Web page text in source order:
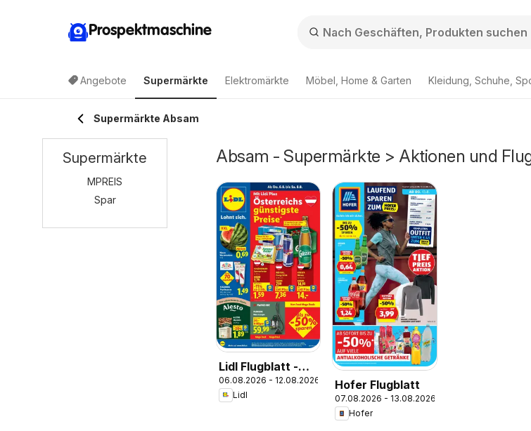
Prospektmaschine
Angebote Supermärkte Elektromärkte Möbel, Home & Garten Kleidung, Schuhe,
Supermärkte Absam
Absam - Supermärkte > Aktionen und
Lidl Flugblatt -
Jenbach,
Eferding,
06.08.2026 - 12.08.2026
Lidl
Hofer Flugblatt
07.08.2026 - 13.08.2026
Hofer
Supermärkte
MPREIS
Spar